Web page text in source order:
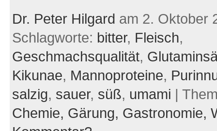
Dr. Peter Hilgard am 2. Oktober
Schlagworte: bitter, Fleisch,
Geschmachsqualität,
Kikunae, Mannoproteine,
salzig, sauer, süß, umami |
Chemie, Gärung, Gastronomie,